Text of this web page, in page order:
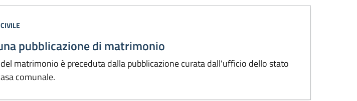
pubblicazione di matrimonio
matrimonio è preceduta dalla pubblicazione curata dall'ufficio dello stato
comunale.